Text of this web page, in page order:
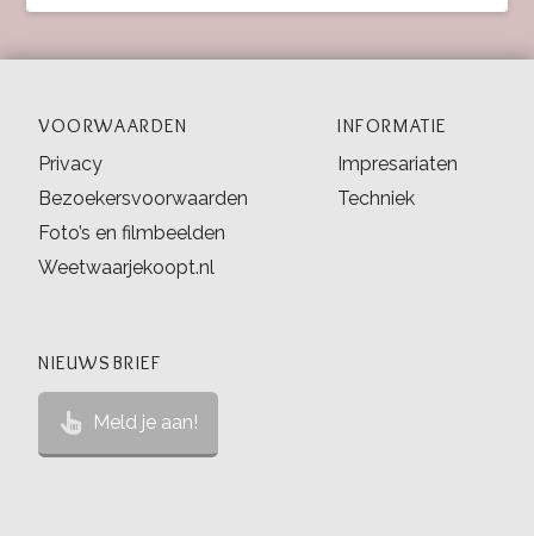
VOORWAARDEN
Privacy
Bezoekersvoorwaarden
Foto’s en filmbeelden
Weetwaarjekoopt.nl
INFORMATIE
Impresariaten
Techniek
NIEUWSBRIEF
Meld je aan!